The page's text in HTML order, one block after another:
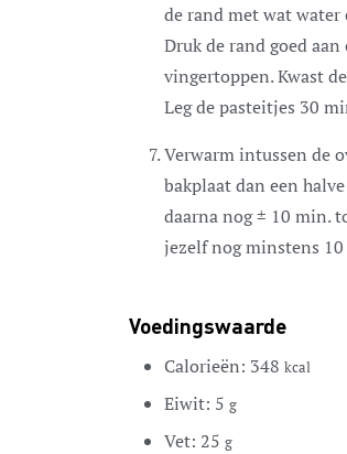
de rand met wat
Druk de rand goed
vingertoppen. Kwast
Leg de pasteitjes 30
Verwarm intussen de
bakplaat dan een
daarna nog ± 10 min.
jezelf nog minstens
Voedingswaarde
Calorieën: 348 kcal
Eiwit: 5 g
Vet: 25 g